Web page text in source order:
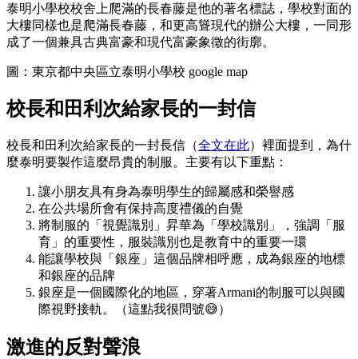
泰明小學校校舍上爬滿的長春藤是他的著名標誌，學校對面的
大樓同樣也是爬滿長春藤，和更高聳現代的辦公大樓，一同形
成了一個兼具古典富豪和現代富豪象徵的街廓。
圖：東京都中央區立泰明小學校 google map
校長和田利次給家長的一封信
校長和田利次給家長的一封長信（全文在此）裡面提到，為什
麼泰明要製作這麼昂貴的制服。主要有以下重點：
讓小朋友具有身為泰明學生的歸屬感和榮譽感
在公共場所會有保持高度禮儀的自覺
將制服的「視覺識別」昇華為「學校識別」，強調「服
育」的重要性，服裝識別也是教育中的重要一環
能讓學校與「銀座」這個品牌相呼應，成為銀座的地標
和銀座的品牌
銀座是一個國際化的地區，穿著Armani的制服可以與國
際視野接軌。（這點我很問號😅）
激進的反對聲浪